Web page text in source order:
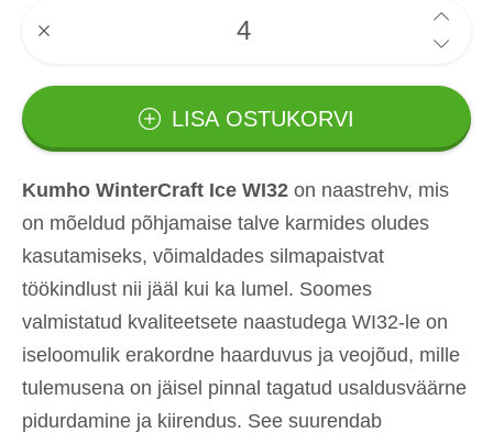
LISA OSTUKORVI
Kumho WinterCraft Ice WI32 on naastrehv, mis
on mõeldud põhjamaise talve karmides oludes
kasutamiseks, võimaldades silmapaistvat
töökindlust nii jääl kui ka lumel. Soomes
valmistatud kvaliteetsete naastudega WI32-le on
iseloomulik erakordne haarduvus ja veojõud, mille
tulemusena on jäisel pinnal tagatud usaldusväärne
pidurdamine ja kiirendus. See suurendab